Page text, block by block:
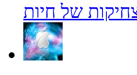
של חיות